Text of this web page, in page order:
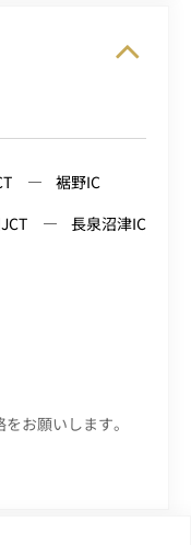
裾野IC
長泉沼津IC
お願いします。